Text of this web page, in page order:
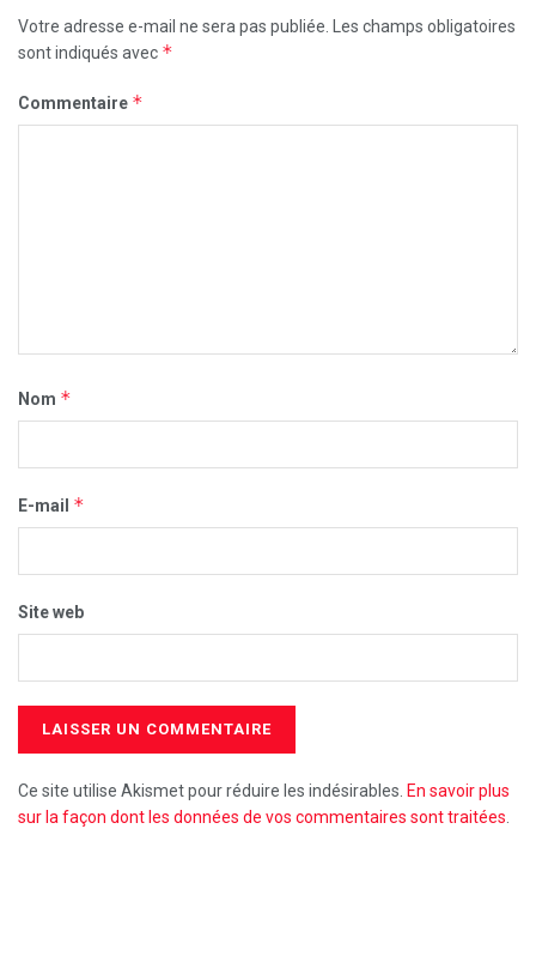
Votre adresse e-mail ne sera pas publiée. Les champs obligatoires
sont indiqués avec *
Commentaire *
Nom *
E-mail *
Site web
Ce site utilise Akismet pour réduire les indésirables. En savoir plus
sur la façon dont les données de vos commentaires sont traitées.